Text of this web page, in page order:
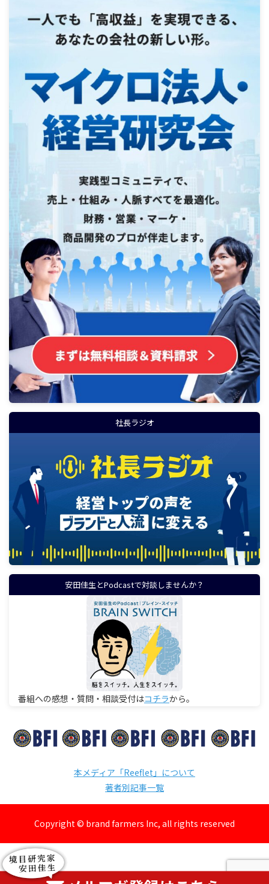
社長ラジオ
安田佳生とPodcastで対談しませんか？
番組への感想・質問・相談受付はコチラから。
本メディア「Reeflet」について
著者別記事一覧
Copyright © brand farmers Inc, all rights reserved